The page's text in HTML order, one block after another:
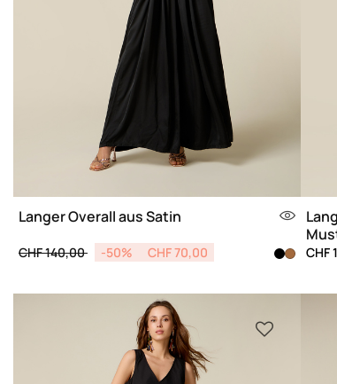
Langer Overall aus Satin
Price reduced from
CHF 140,00 to-50% CHF 70,00 CHF